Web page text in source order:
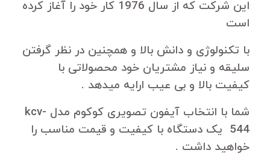
این شرکت که از سال 1976 کار خود را آغاز کرده
است
با تکنولوژی و دانش بالا و همچنین در نظر گرفتن
سلیقه و نیاز مشتریان خود محصولاتی با
کیفیت بالا و بی عیب ارایه میدهد .
شما با انتخاب آیفون تصویری کوکوم مدل kcv-
544 یک دستگاه با کیفیت و قیمت مناسب را
خواهید داشت .